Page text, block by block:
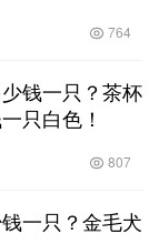
764
钱一只？茶杯
只白色！
807
一只？金毛犬